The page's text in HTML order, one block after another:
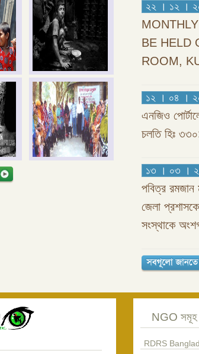
২২ । ১২ ।
BE HELD
ROOM,
১২ । ০৪ ।
এনজিও
চলতি হিঃ
১৩ । ০৩ ।
পবিত্র রমজান
জেলা
সংস্থাকে
NGO সমূহ
RDRS